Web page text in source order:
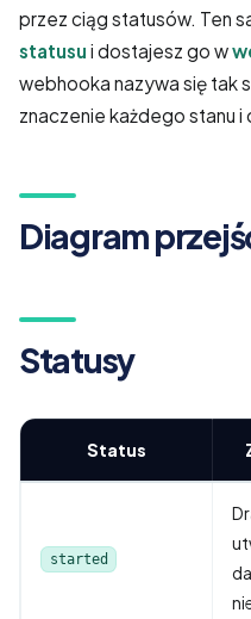
przez ciąg statusów. Ten
statusu i dostajesz go w
webhooka nazywa się tak
znaczenie każdego stanu i
Diagram
Statusy
Status
started